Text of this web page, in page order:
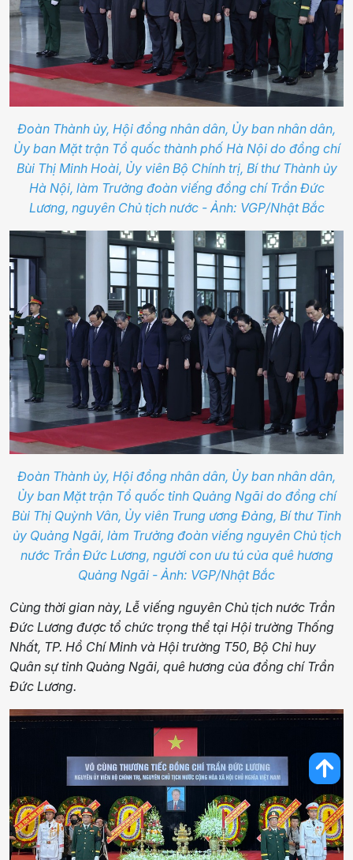
Đoàn Thành ủy, Hội đồng nhân dân, Ủy ban nhân dân,
Ủy ban Mặt trận Tổ quốc thành phố Hà Nội do đồng chí
Bùi Thị Minh Hoài, Ủy viên Bộ Chính trị, Bí thư Thành ủy
Hà Nội, làm Trưởng đoàn viếng đồng chí Trần Đức
Lương, nguyên Chủ tịch nước - Ảnh: VGP/Nhật Bắc
Đoàn Thành ủy, Hội đồng nhân dân, Ủy ban nhân dân,
Ủy ban Mặt trận Tổ quốc tỉnh Quảng Ngãi do đồng chí
Bùi Thị Quỳnh Vân, Ủy viên Trung ương Đảng, Bí thư Tỉnh
ủy Quảng Ngãi, làm Trưởng đoàn viếng nguyên Chủ tịch
nước Trần Đức Lương, người con ưu tú của quê hương
Quảng Ngãi - Ảnh: VGP/Nhật Bắc
Cùng thời gian này, Lễ viếng nguyên Chủ tịch nước Trần
Đức Lương được tổ chức trọng thể tại Hội trường Thống
Nhất, TP. Hồ Chí Minh và Hội trường T50, Bộ Chỉ huy
Quân sự tỉnh Quảng Ngãi, quê hương của đồng chí Trần
Đức Lương.